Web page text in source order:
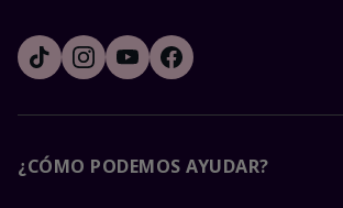
¿CÓMO PODEMOS AYUDAR?